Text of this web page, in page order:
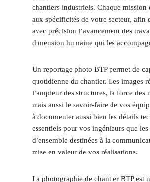
chantiers industriels. Chaque mission
aux spécificités de votre secteur, afin
avec précision l’avancement des
dimension humaine qui les
Un reportage photo BTP permet de
quotidienne du chantier. Les images
l’ampleur des structures, la force des
mais aussi le savoir-faire de vos
à documenter aussi bien les détails
essentiels pour vos ingénieurs que les
d’ensemble destinées à la
mise en valeur de vos réalisations.
La photographie de chantier BTP est